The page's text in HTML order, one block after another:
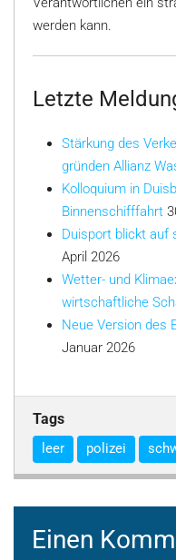
werden kann.
Letzte
Stärkung des
gründen Allianz
Kolloquium in
Binnenschifffahrt
Duisport blickt auf
April 2026
Wetter- und
wirtschaftliche
Neue Version des
Januar 2026
Tags
leer polizei
Einen